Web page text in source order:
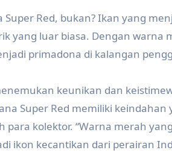
Red, bukan? Ikan yang
yang luar biasa. Dengan warna
primadona di kalangan
keunikan dan
Super Red memiliki
para kolektor. “Warna merah
ikon kecantikan dari perairan